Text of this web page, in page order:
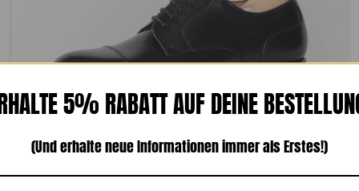
5% RABATT AUF DEINE
(Und erhalte neue Informationen immer als Erstes!)